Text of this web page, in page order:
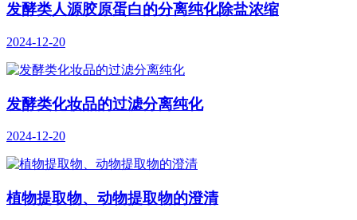
发酵类人源胶原蛋白的分离纯化除盐浓缩
2024-12-20
发酵类化妆品的过滤分离纯化
2024-12-20
植物提取物、动物提取物的澄清